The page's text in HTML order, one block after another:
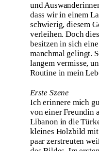
und
dass wir in einem
schwierig, diesem
verleihen. Doch
besitzen in sich
manchmal gelingt.
langem vermisse,
Routine in mein
Erste Szene
Ich erinnere mich
von einer Freundin
Libanon in die
kleines Holzbild
paar zerstreuten